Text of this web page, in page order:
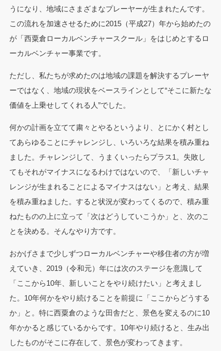
うになり、地域にさまざまなプレーヤーが生まれたんです。
この流れを加速させるために2015（平成27）年から始めたの
が「西粟倉ローカルベンチャースクール」をはじめとするロ
ーカルベンチャー事業です。
ただし、私たちが求めたのは地域の課題を解決するプレーヤ
ーではなく、地域の現状をベースラインとして“そこに新たな
価値を上乗せしてくれる人”でした。
何かの計画を立てて粛々とやるというより、とにかく村とし
てあらゆることにチャレンジし、いろいろな結果を積み重ね
ました。チャレンジして、うまくいったらプラス1。失敗し
てもそれがマイナスになるわけではないので、「新しいチャ
レンジが生まれることによるマイナスはない」と考え、結果
を積み重ねました。すると状況が変わってくるので、積み重
ねたものの上に立って「次はどうしていこうか」と、次のこ
とを決める。そんなやり方です。
おかげさまで少しずつローカルベンチャーや移住者の方が増
えていき、2019（令和元）年には次のステージを意識して
「ここから10年、新しいことをやり続けたい」と考えまし
た。10年何かをやり続けることを前提に「ここからどうする
か」と。特に西粟倉のような田舎だと、景色を変えるのに10
年かかると感じているからです。10年やり続けると、生み出
したものがそこに存在して、景色が変わってきます。